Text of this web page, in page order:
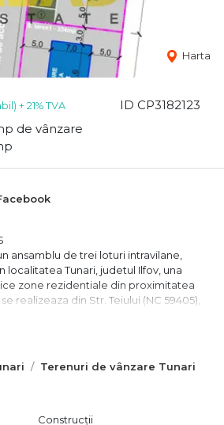
ID CP3182123
+ 21% TVA
de vânzare
Harta
Terenuri de vânzare Tunari
ansamblu de trei loturi intravilane,
localitatea Tunari, judetul Ilfov, una
zone rezidentiale din proximitatea
realizeaza din Str. Teiului (NC 59405),
cele trei loturi.
TVA 21%. In cazul achizitiei pe
Construcții